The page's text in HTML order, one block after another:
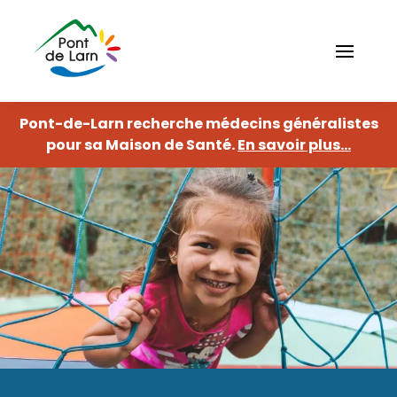
contenu
principal
fermer
Navigation
principale
Ma
commune
Histoire
Se
déplacer
Elus du
conseil
municipal
Ville
active
Associations
sportives
Associations
culturelles
Enfance
et
jeunesse
Petite
Action
Pont-de-Larn recherche médecins généralistes
pour sa Maison de Santé.En savoir plus...